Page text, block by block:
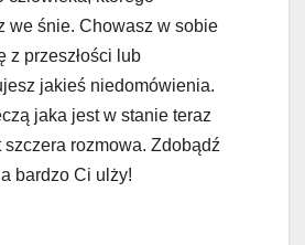
we śnie. Chowasz w sobie
z przeszłości lub
jakieś niedomówienia.
jaka jest w stanie teraz
szczera rozmowa. Zdobądź
bardzo Ci ulży!